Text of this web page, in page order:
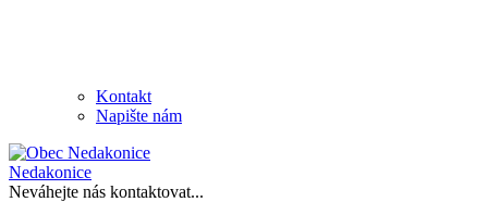
Kontakt
Napište nám
Nedakonice
Neváhejte nás kontaktovat...